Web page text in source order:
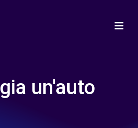
un'auto